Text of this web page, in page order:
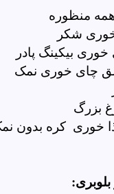
همه منظوره
شکر
بیکینگ پادر
چای خوری نمک
بزرگ
خوری کره بدون
بلوبری: